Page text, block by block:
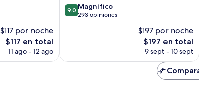
$117 por noche
El
precio
$117 en total
11 ago - 12 ago
9.0
de
9.0 Magnífico
293 opiniones
$197 por noche
El
precio
$197 en total
9 sept - 10 sept